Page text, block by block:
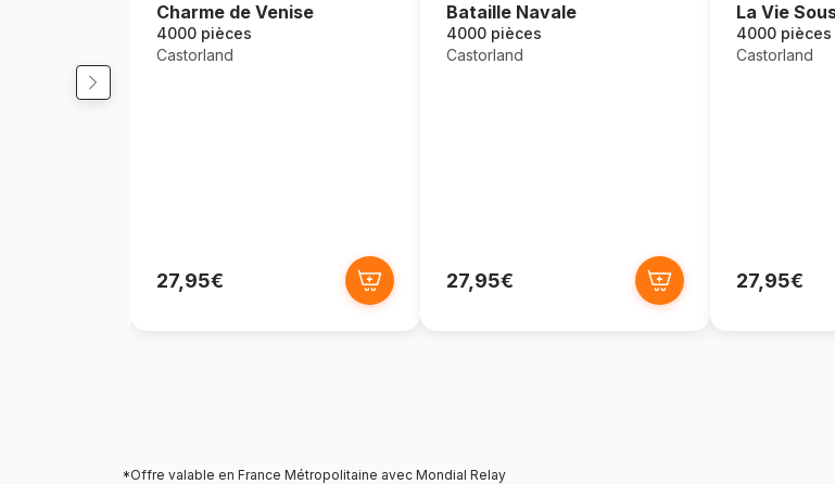
Charme de Venise
4000 pièces
Castorland
27,95€
Bataille Navale
4000 pièces
Castorland
27,95€
La Vie
4000 pièces
Castorland
27,95€
*Offre valable en France Métropolitaine avec Mondial Relay